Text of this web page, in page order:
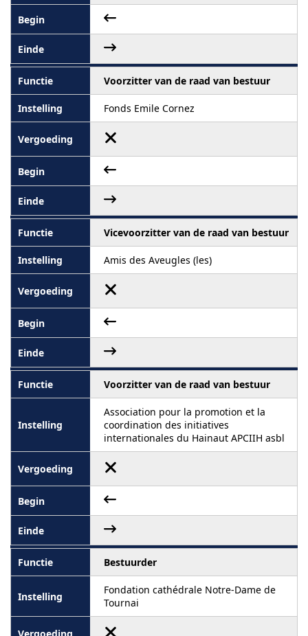
Voorzitter van de raad van bestuur
Fonds Emile Cornez
Vicevoorzitter van de raad van bestuur
Amis des Aveugles (les)
Voorzitter van de raad van bestuur
Association pour la promotion et la
coordination des initiatives
internationales du Hainaut APCIIH asbl
Bestuurder
Fondation cathédrale Notre-Dame de
Tournai